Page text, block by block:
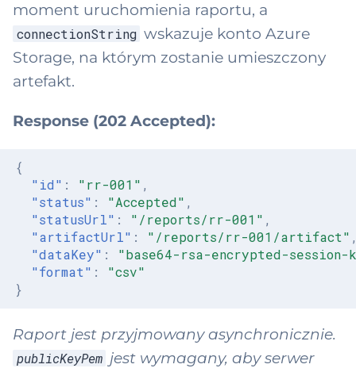
moment uruchomienia raportu, a
connectionString wskazuje konto Azure
Storage, na którym zostanie umieszczony
artefakt.
Response (202 Accepted):
{
"id" : "rr-001" ,
"status" : "Accepted" ,
"statusUrl" : "/reports/rr-001" ,
"artifactUrl" : "/reports/rr-001/artifact"
"dataKey" :
"base64-rsa-encrypted-session-
"format" :
"csv"
}
Raport jest przyjmowany asynchronicznie.
publicKeyPem jest wymagany, aby serwer